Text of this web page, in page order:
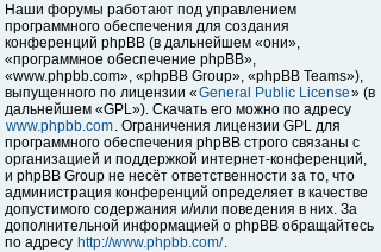
Наши форумы работают под управлением
программного обеспечения для создания
конференций phpBB (в дальнейшем «они»,
«программное обеспечение phpBB»,
«www.phpbb.com», «phpBB Group», «phpBB Teams»),
выпущенного по лицензии «General Public License» (в
дальнейшем «GPL»). Скачать его можно по адресу
www.phpbb.com. Ограничения лицензии GPL для
программного обеспечения phpBB строго связаны с
организацией и поддержкой интернет-конференций,
и phpBB Group не несёт ответственности за то, что
администрация конференций определяет в качестве
допустимого содержания и/или поведения в них. За
дополнительной информацией о phpBB обращайтесь
по адресу http://www.phpbb.com/.